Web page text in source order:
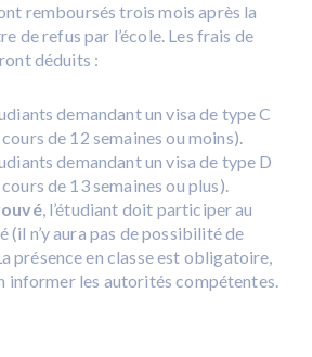
remboursés trois mois après la
de refus par l’école. Les frais de
déduits :
demandant un visa de type C
de 12 semaines ou moins).
demandant un visa de type D
de 13 semaines ou plus).
, l’étudiant doit participer au
(il n’y aura pas de possibilité de
présence en classe est obligatoire,
informer les autorités compétentes.